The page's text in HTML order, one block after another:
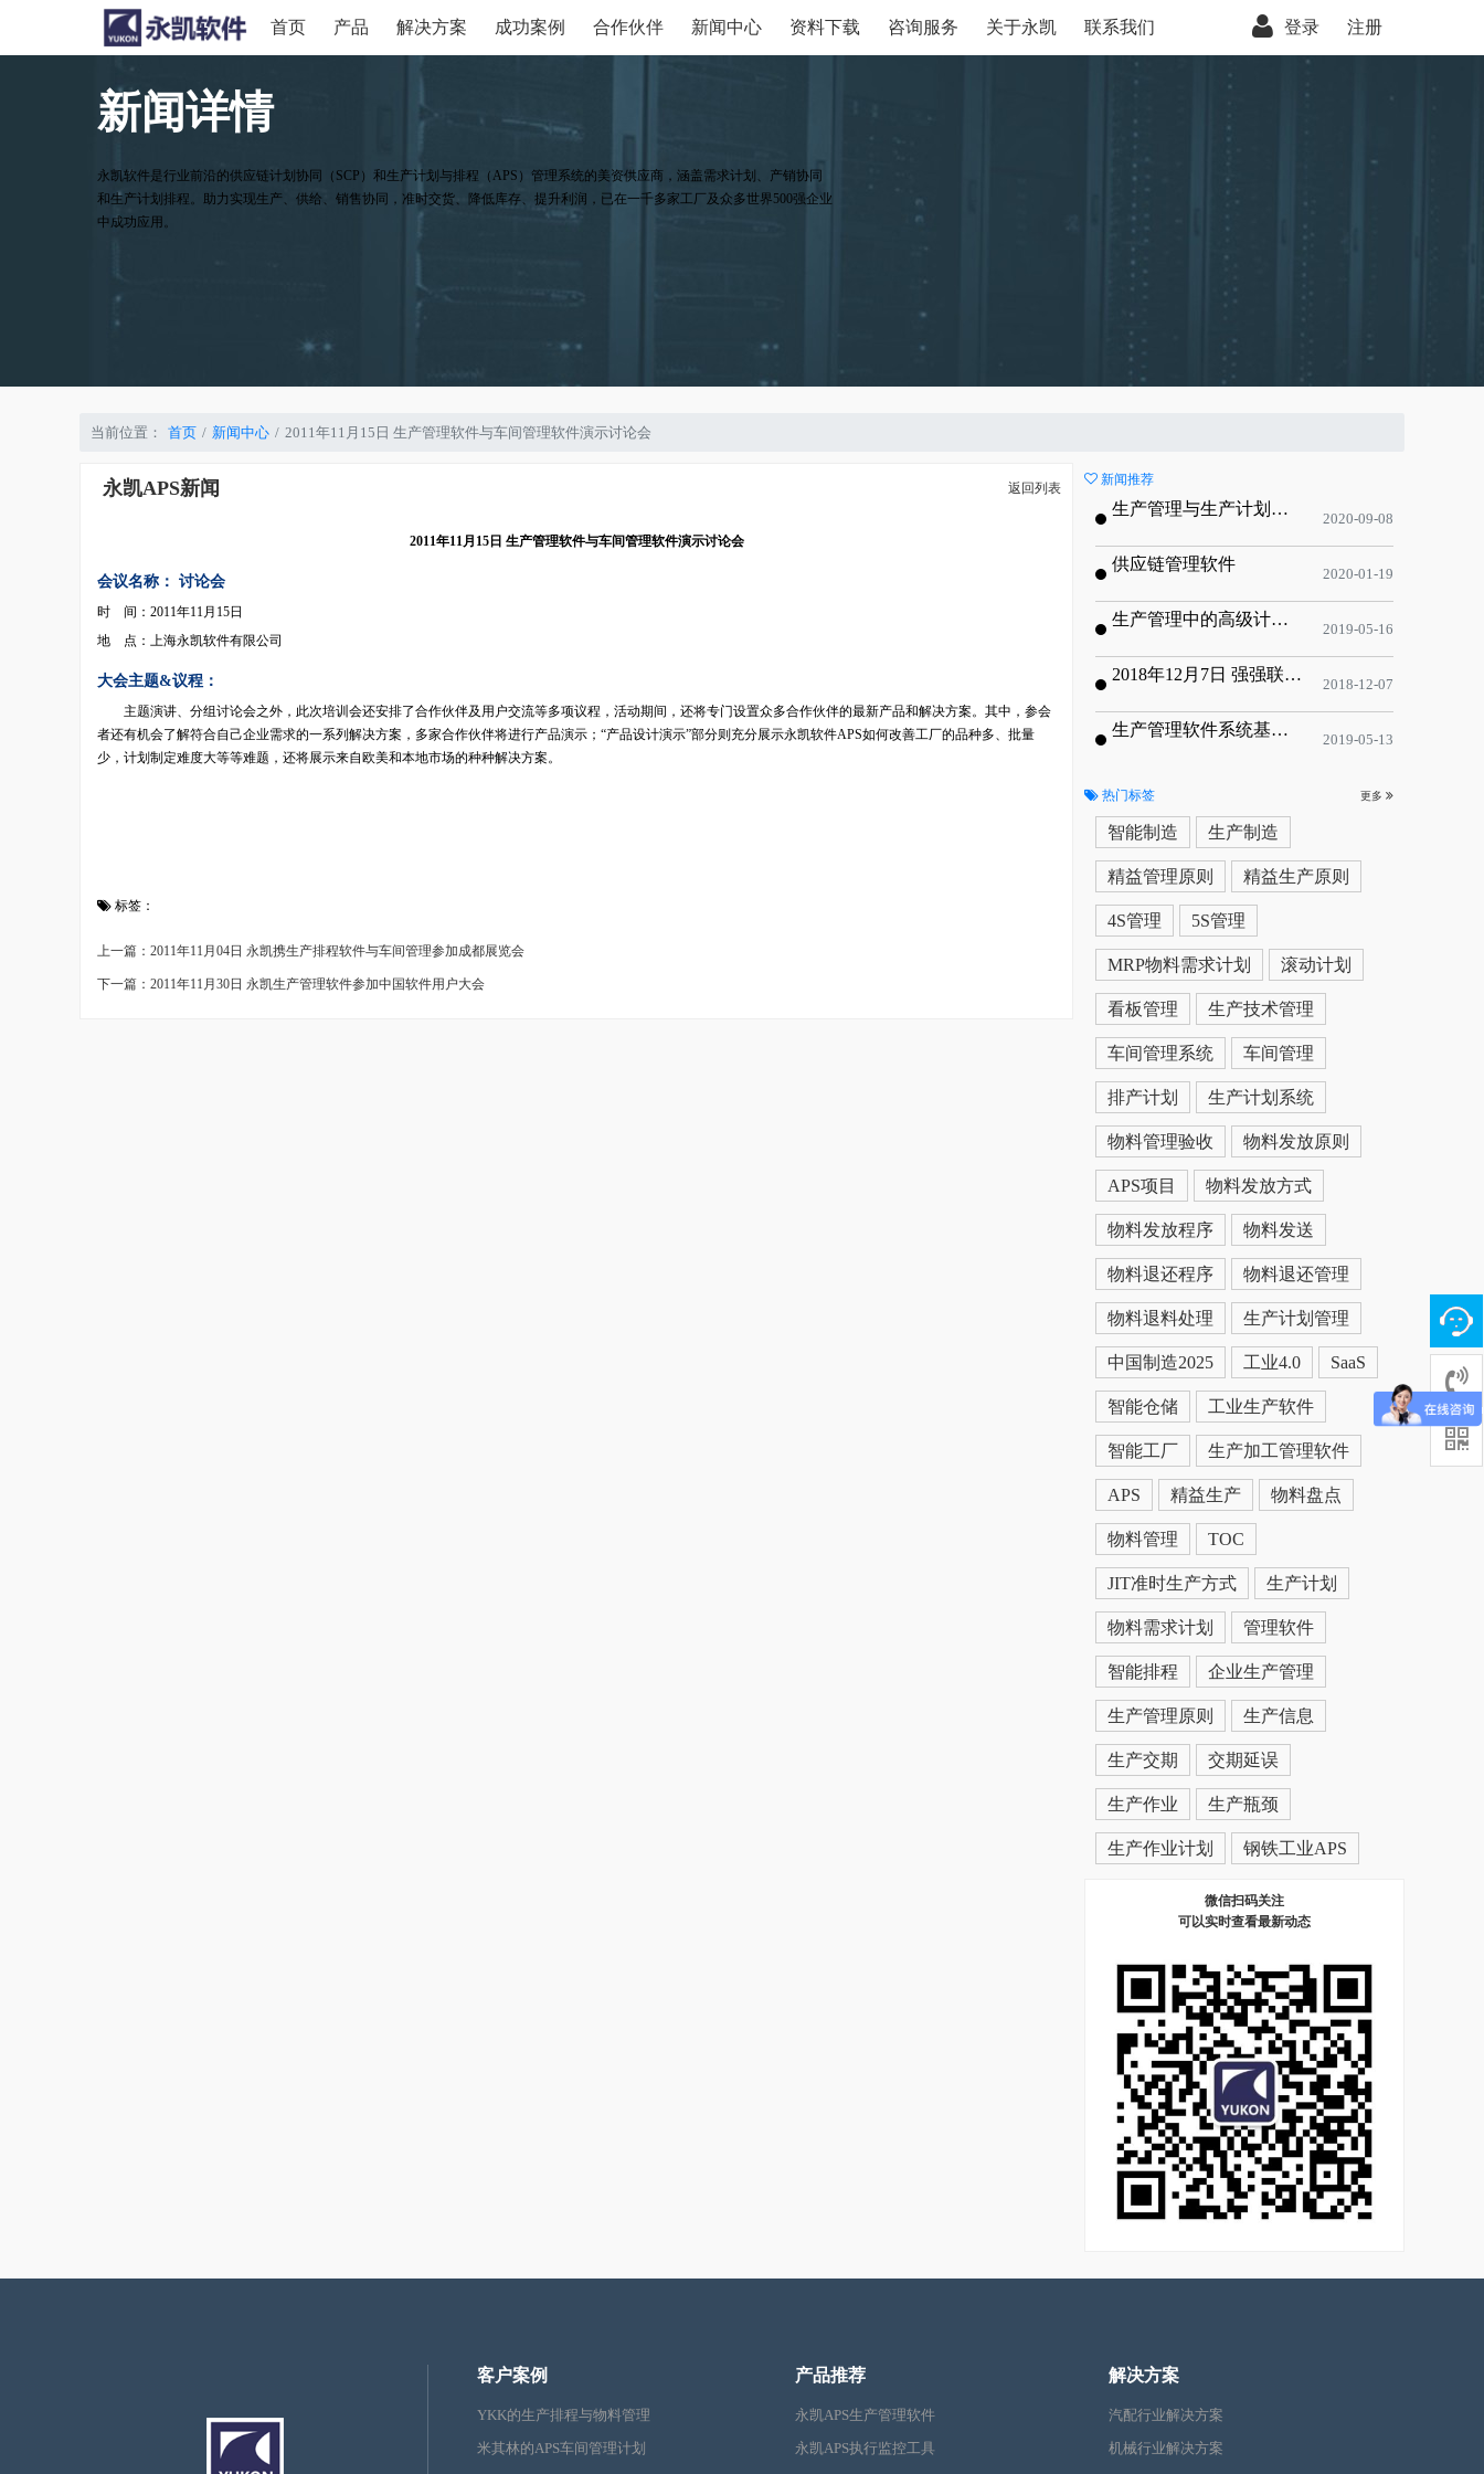
首页 产品 解决方案 成功案例 合作伙伴 新闻中心 资料下载 咨询服务 关于永凯 联系我们 登录 注册
新闻详情
永凯软件是行业前沿的供应链计划协同（SCP）和生产计划与排程（APS）管理系统的美资供应商，涵盖需求计划、产销协同
和生产计划排程。助力实现生产、供给、销售协同，准时交货、降低库存、提升利润，已在一千多家工厂及众多世界500强企业
中成功应用。
当前位置： 首页 新闻中心 2011年11月15日 生产管理软件与车间管理软件演示讨论会
永凯APS新闻 返回列表
2011年11月15日 生产管理软件与车间管理软件演示讨论会
会议名称： 讨论会
时 间：2011年11月15日
地 点：上海永凯软件有限公司
大会主题&议程：
主题演讲、分组讨论会之外，此次培训会还安排了合作伙伴及用户交流等多项议程，活动期间，还将专门设置众多合作伙伴的最新产品和解决方案。其中，参会
者还有机会了解符合自己企业需求的一系列解决方案，多家合作伙伴将进行产品演示；“产品设计演示”部分则充分展示永凯软件APS如何改善工厂的品种多、批量
少，计划制定难度大等等难题，还将展示来自欧美和本地市场的种种解决方案。
标签：
上一篇：2011年11月04日 永凯携生产排程软件与车间管理参加成都展览会
下一篇：2011年11月30日 永凯生产管理软件参加中国软件用户大会
新闻推荐
生产管理与生产计划的目标
2020-09-08
供应链管理软件
2020-01-19
生产管理中的高级计划与排程优化
2019-05-16
2018年12月7日 强强联手，共同推进电子器件领域APS应用典范 风华高科生产自动化工业互联网应用项目-APS项目启动会
2018-12-07
生产管理软件系统基于信息化的解决方案
2019-05-13
热门标签 更多
智能制造 生产制造
精益管理原则 精益生产原则
4S管理 5S管理
MRP物料需求计划 滚动计划
看板管理 生产技术管理
车间管理系统 车间管理
排产计划 生产计划系统
物料管理验收 物料发放原则
APS项目 物料发放方式
物料发放程序 物料发送
物料退还程序 物料退还管理
物料退料处理 生产计划管理
中国制造2025 工业4.0 SaaS
智能仓储 工业生产软件
智能工厂 生产加工管理软件
APS 精益生产 物料盘点
物料管理 TOC
JIT准时生产方式 生产计划
物料需求计划 管理软件
智能排程 企业生产管理
生产管理原则 生产信息
生产交期 交期延误
生产作业 生产瓶颈
生产作业计划 钢铁工业APS
微信扫码关注
可以实时查看最新动态
客户案例
YKK的生产排程与物料管理
米其林的APS车间管理计划
产品推荐
永凯APS生产管理软件
永凯APS执行监控工具
解决方案
汽配行业解决方案
机械行业解决方案